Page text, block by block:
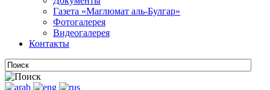
Газета «Маглюмат аль-Булгар»
Фотогалерея
Видеогалерея
Контакты